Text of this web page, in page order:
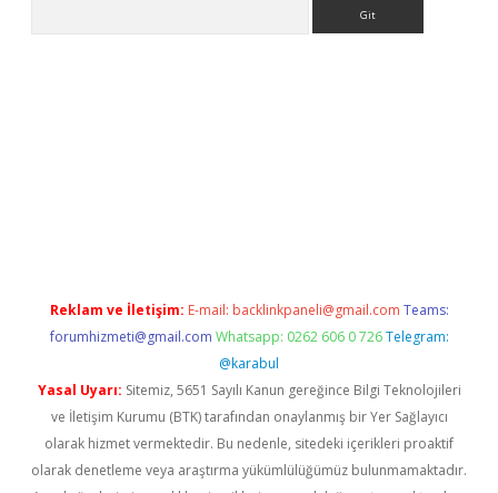
Reklam ve İletişim: E-mail: backlinkpaneli@gmail.com Teams:
forumhizmeti@gmail.com Whatsapp: 0262 606 0 726 Telegram:
@karabul
Yasal Uyarı: Sitemiz, 5651 Sayılı Kanun gereğince Bilgi Teknolojileri
ve İletişim Kurumu (BTK) tarafından onaylanmış bir Yer Sağlayıcı
olarak hizmet vermektedir. Bu nedenle, sitedeki içerikleri proaktif
olarak denetleme veya araştırma yükümlülüğümüz bulunmamaktadır.